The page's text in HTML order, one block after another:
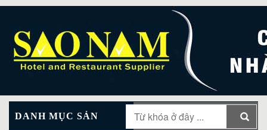
DANH MỤC SẢN MAIN MENU